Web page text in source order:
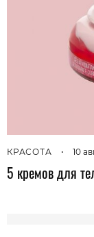
КРАСОТА • 10
5 кремов для